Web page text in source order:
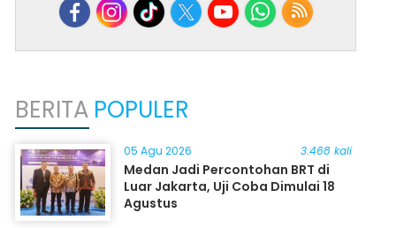
BERITA POPULER
05 Agu 2026 3.468 kali
Medan Jadi Percontohan BRT di
Luar Jakarta, Uji Coba Dimulai 18
Agustus